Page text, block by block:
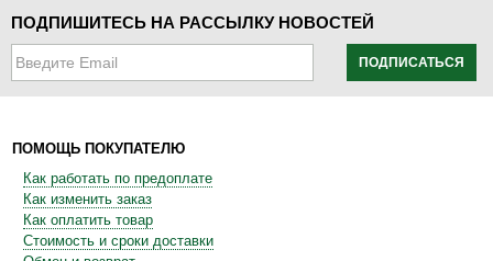
ПОДПИШИТЕСЬ НА РАССЫЛКУ НОВОСТЕЙ
ПОДПИСАТЬСЯ
ПОМОЩЬ ПОКУПАТЕЛЮ
Как работать по предоплате
Как изменить заказ
Как оплатить товар
Стоимость и сроки доставки